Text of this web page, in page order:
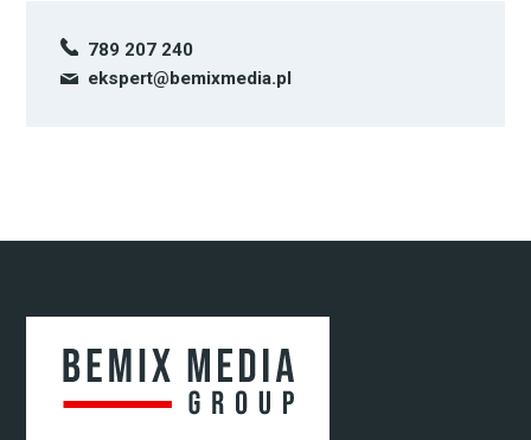
789 207 240
ekspert@bemixmedia.pl